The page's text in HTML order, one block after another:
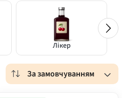
Лікер
За замовчуванням